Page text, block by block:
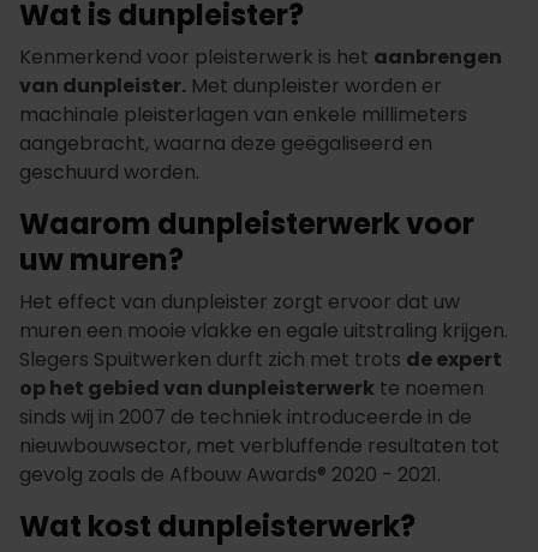
Wat is dunpleister?
Kenmerkend voor pleisterwerk is het aanbrengen
van dunpleister. Met dunpleister worden er
machinale pleisterlagen van enkele millimeters
aangebracht, waarna deze geëgaliseerd en
geschuurd worden.
Waarom dunpleisterwerk voor
uw muren?
Het effect van dunpleister zorgt ervoor dat uw
muren een mooie vlakke en egale uitstraling krijgen.
Slegers Spuitwerken durft zich met trots de expert
op het gebied van dunpleisterwerk te noemen
sinds wij in 2007 de techniek introduceerde in de
nieuwbouwsector, met verbluffende resultaten tot
gevolg zoals de Afbouw Awards® 2020 - 2021.
Wat kost dunpleisterwerk?